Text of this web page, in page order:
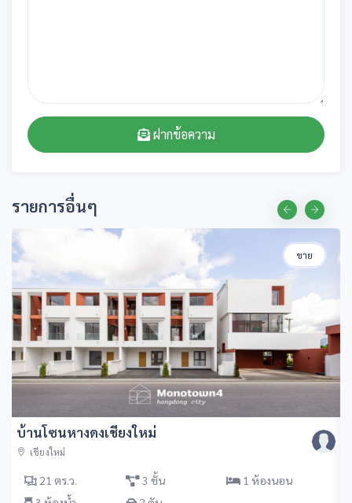
ฝากข้อความ
รายการอื่นๆ
1 ห้องนอน
Monotown Mini ฟังก์ชัน 3 นอน
2 ชั้น